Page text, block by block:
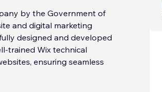
by the Government of
and digital marketing
designed and developed
trained Wix technical
ensuring seamless